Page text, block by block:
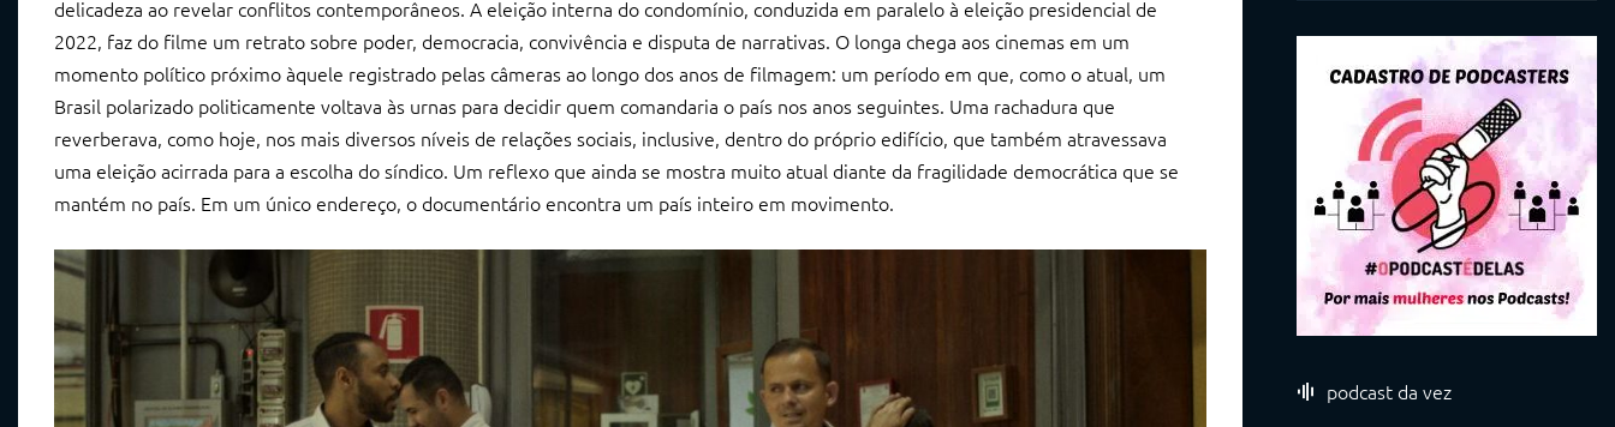
delicadeza ao revelar conflitos contemporâneos. A eleição interna do condomínio, conduzida em paralelo à eleição presidencial de
2022, faz do filme um retrato sobre poder, democracia, convivência e disputa de narrativas. O longa chega aos cinemas em um
momento político próximo àquele registrado pelas câmeras ao longo dos anos de filmagem: um período em que, como o atual, um
Brasil polarizado politicamente voltava às urnas para decidir quem comandaria o país nos anos seguintes. Uma rachadura que
reverberava, como hoje, nos mais diversos níveis de relações sociais, inclusive, dentro do próprio edifício, que também atravessava
uma eleição acirrada para a escolha do síndico. Um reflexo que ainda se mostra muito atual diante da fragilidade democrática que se
mantém no país. Em um único endereço, o documentário encontra um país inteiro em movimento.
podcast da vez